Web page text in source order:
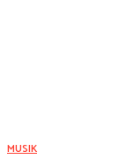
MUSIK